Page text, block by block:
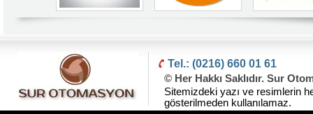
Tel.: (0216) 660 01 61
© Her Hakkı Saklıdır. Sur
Sitemizdeki yazı ve resimlerin
gösterilmeden kullanılamaz.